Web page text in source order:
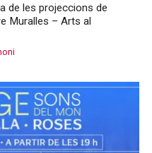
de les projeccions de
Muralles – Arts al